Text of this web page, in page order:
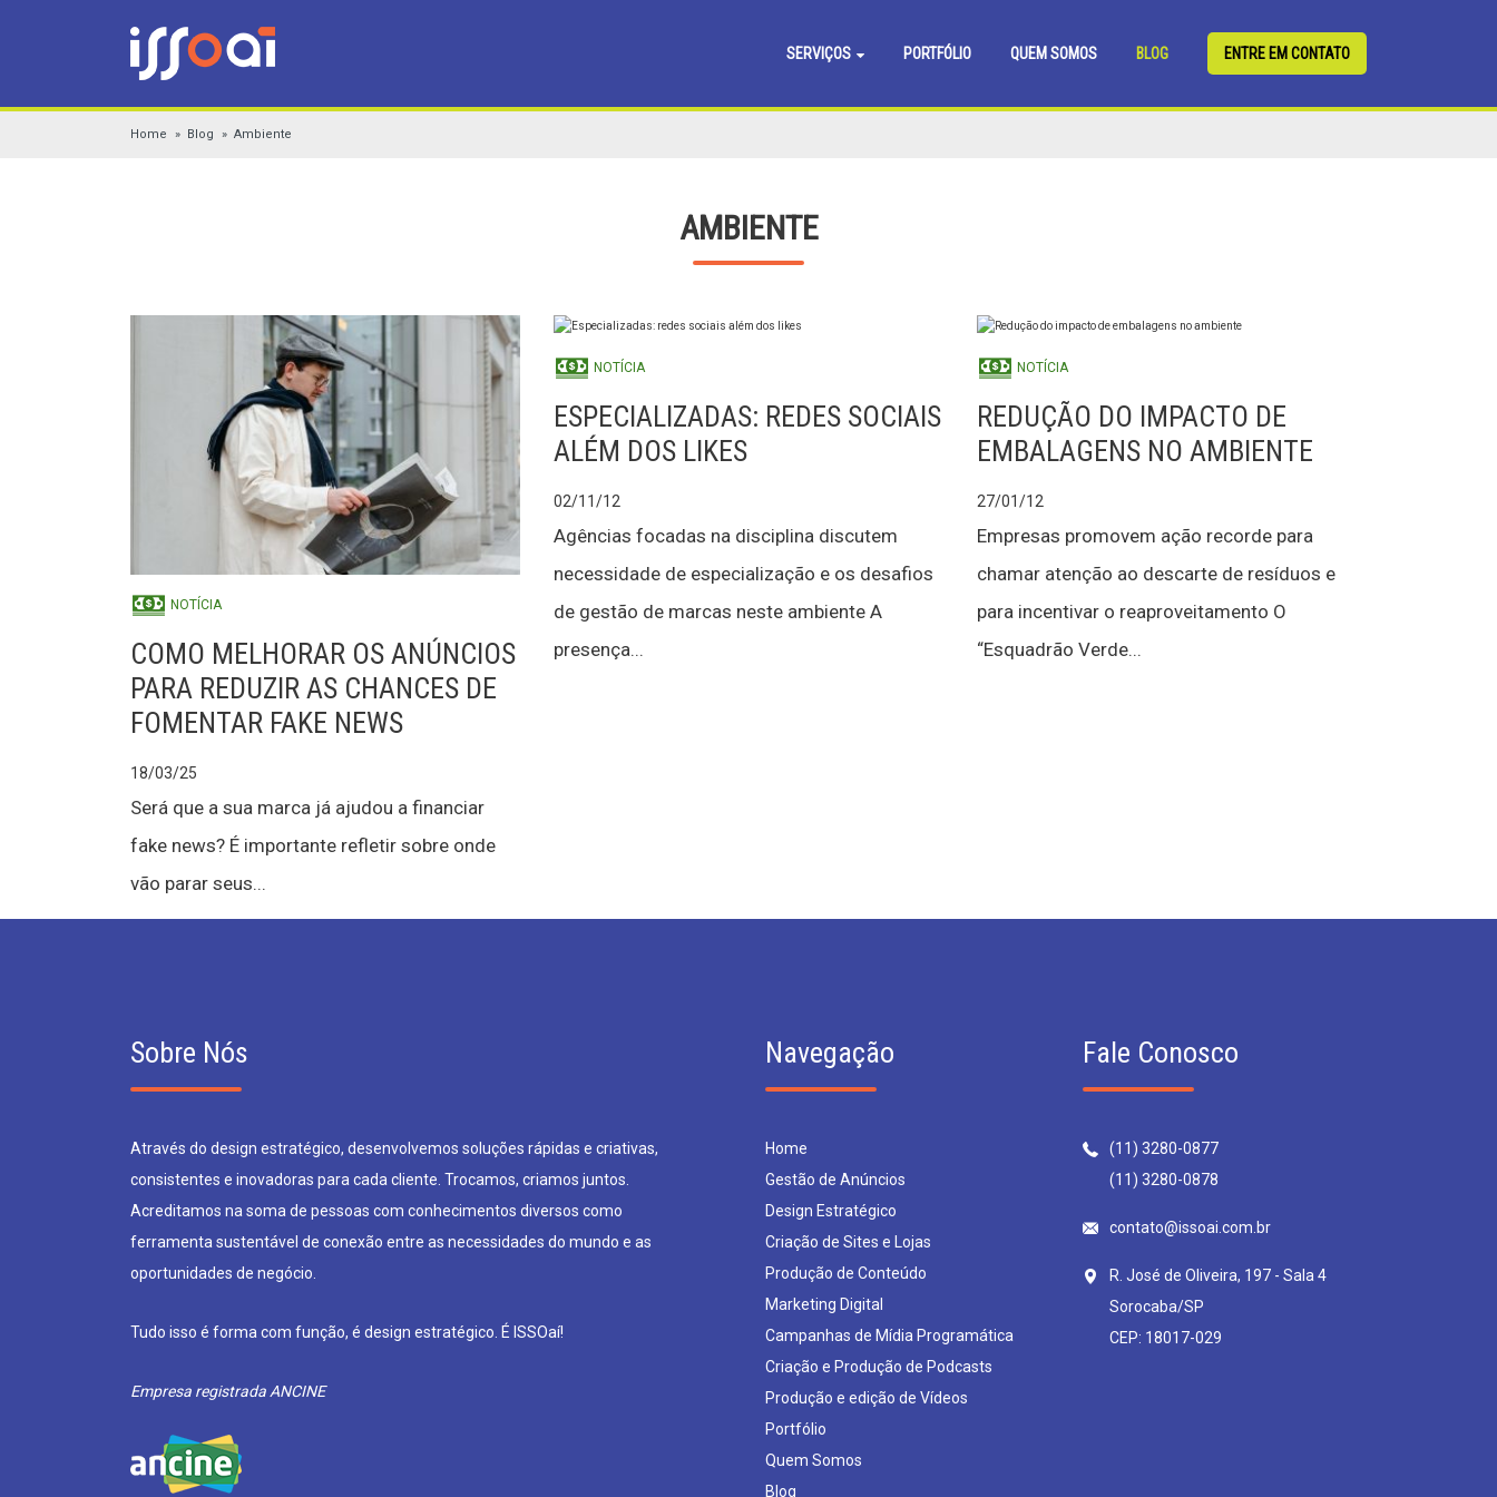
SERVIÇOS PORTFÓLIO QUEM SOMOS BLOG ENTRE EM CONTATO
Home Blog Ambiente
AMBIENTE
NOTÍCIA
COMO MELHORAR OS ANÚNCIOS
PARA REDUZIR AS CHANCES DE
FOMENTAR FAKE NEWS
18/03/25
Será que a sua marca já ajudou a financiar
fake news? É importante refletir sobre onde
vão parar seus...
NOTÍCIA
ESPECIALIZADAS: REDES SOCIAIS
ALÉM DOS LIKES
02/11/12
Agências focadas na disciplina discutem
necessidade de especialização e os desafios
de gestão de marcas neste ambiente A
presença...
NOTÍCIA
REDUÇÃO DO IMPACTO DE
EMBALAGENS NO AMBIENTE
27/01/12
Empresas promovem ação recorde para
chamar atenção ao descarte de resíduos e
para incentivar o reaproveitamento O
“Esquadrão Verde...
Sobre Nós
Através do design estratégico, desenvolvemos soluções rápidas e criativas,
consistentes e inovadoras para cada cliente. Trocamos, criamos juntos.
Acreditamos na soma de pessoas com conhecimentos diversos como
ferramenta sustentável de conexão entre as necessidades do mundo e as
oportunidades de negócio.
Tudo isso é forma com função, é design estratégico. É ISSOaí!
Empresa registrada ANCINE
Navegação
Home
Gestão de Anúncios
Design Estratégico
Criação de Sites e Lojas
Produção de Conteúdo
Marketing Digital
Campanhas de Mídia Programática
Criação e Produção de Podcasts
Produção e edição de Vídeos
Portfólio
Quem Somos
Blog
Fale Conosco
(11) 3280-0877
(11) 3280-0878
contato@issoai.com.br
R. José de Oliveira, 197 - Sala 4
Sorocaba/SP
CEP: 18017-029